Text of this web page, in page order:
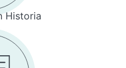
Historia